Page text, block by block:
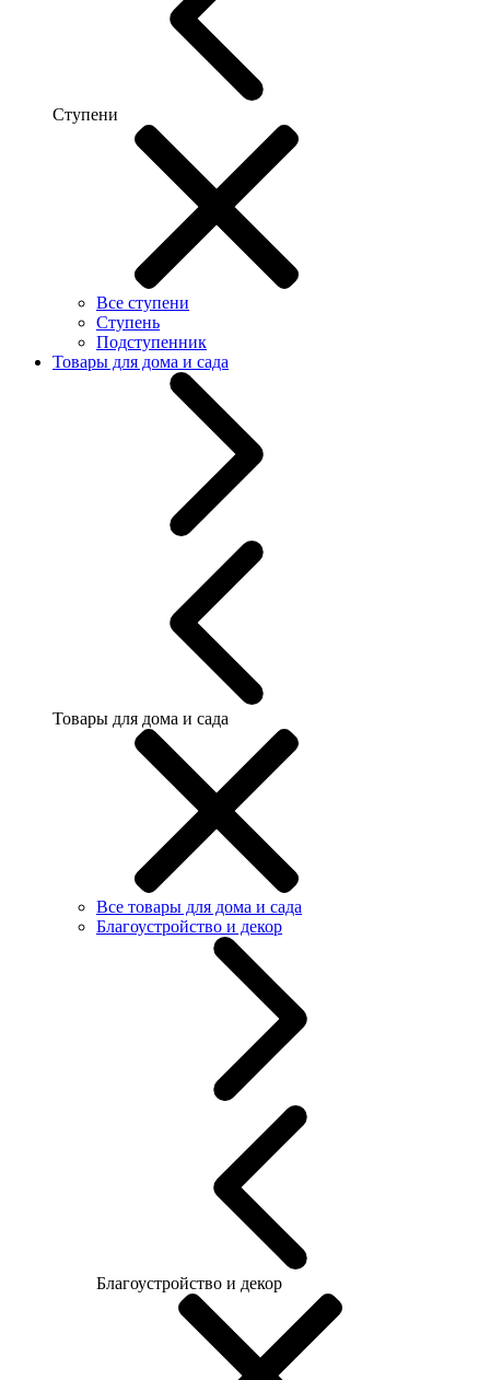
Ступени
Все ступени
Ступень
Подступенник
Товары для дома и сада
Товары для дома и сада
Все товары для дома и сада
Благоустройство и декор
Благоустройство и декор